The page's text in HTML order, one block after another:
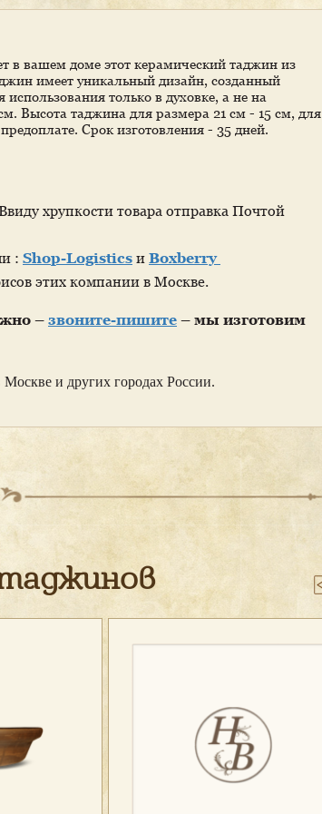
в вашем доме этот керамический таджин из
имеет уникальный дизайн, созданный
только в духовке, а не на
Высота таджина для размера 21 см - 15 см, для
Срок изготовления - 35 дней.
хрупкости товара отправка Почтой
: Shop-Logistics и Boxberry
этих компании в Москве.
– звоните-пишите – мы изготовим
и других городах России.